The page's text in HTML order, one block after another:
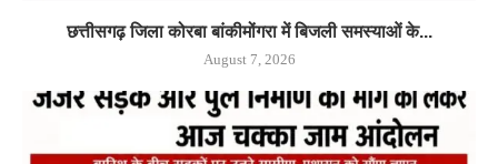
छत्तीसगढ़ जिला कोरबा बांकीमोंगरा में बिजली समस्याओं के...
August 7, 2026